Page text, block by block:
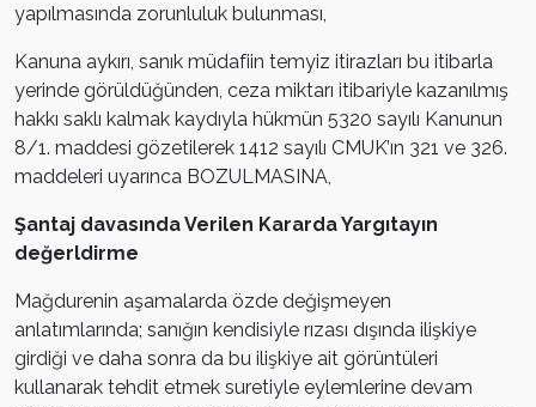
yapılmasında zorunluluk bulunması,
Kanuna aykırı, sanık müdafiin temyiz itirazları bu itibarla
yerinde görüldüğünden, ceza miktarı itibariyle kazanılmış
hakkı saklı kalmak kaydıyla hükmün 5320 sayılı Kanunun
8/1. maddesi gözetilerek 1412 sayılı CMUK’ın 321 ve 326.
maddeleri uyarınca BOZULMASINA,
Şantaj davasında Verilen Kararda Yargıtayın
değerldirme
Mağdurenin aşamalarda özde değişmeyen
anlatımlarında; sanığın kendisiyle rızası dışında ilişkiye
girdiği ve daha sonra da bu ilişkiye ait görüntüleri
kullanarak tehdit etmek suretiyle eylemlerine devam